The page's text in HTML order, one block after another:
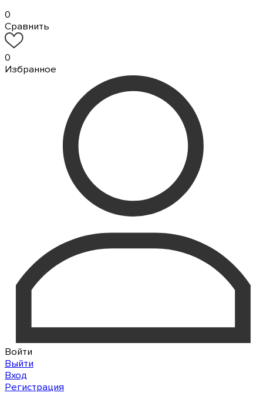
0
Сравнить
0
Избранное
Войти
Выйти
Вход
Регистрация